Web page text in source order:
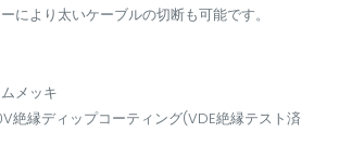
により太いケーブルの切断も可能です。
メッキ
絶縁ディップコーティング(VDE絶縁テスト済